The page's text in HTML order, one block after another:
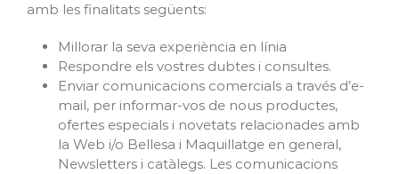
amb les finalitats següents:
Millorar la seva experiència en línia
Respondre els vostres dubtes i consultes.
Enviar comunicacions comercials a través d’e-
mail, per informar-vos de nous productes,
ofertes especials i novetats relacionades amb
la Web i/o Bellesa i Maquillatge en general,
Newsletters i catàlegs. Les comunicacions